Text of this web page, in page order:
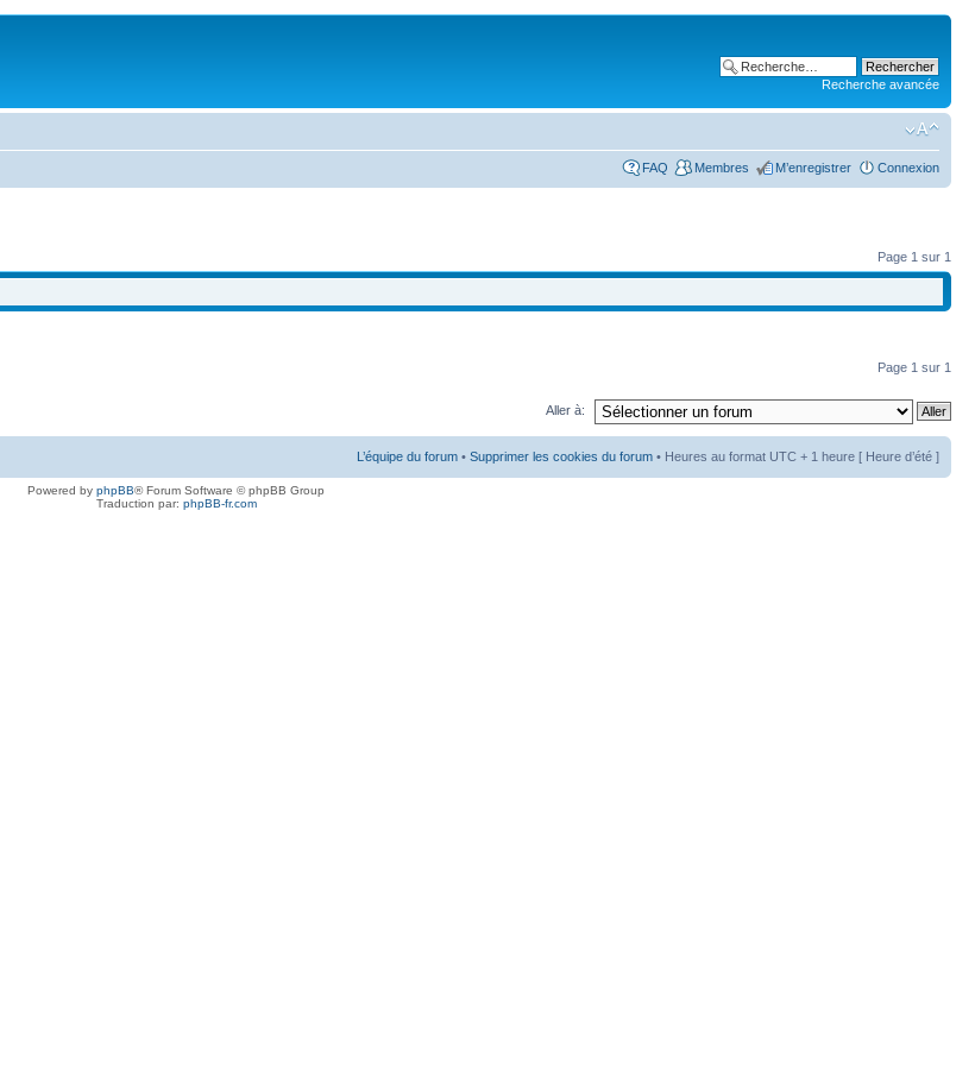
Recherche avancée
FAQ Membres M’enregistrer Connexion
Page 1 sur 1
Page 1 sur 1
Aller à:
L’équipe du forum • Supprimer les cookies du forum • Heures au format UTC + 1 heure [ Heure d’été ]
Powered by phpBB® Forum Software © phpBB Group
Traduction par: phpBB-fr.com